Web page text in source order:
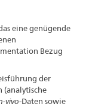
eine genügende
Bezug
der
(analytische
vivo-Daten sowie